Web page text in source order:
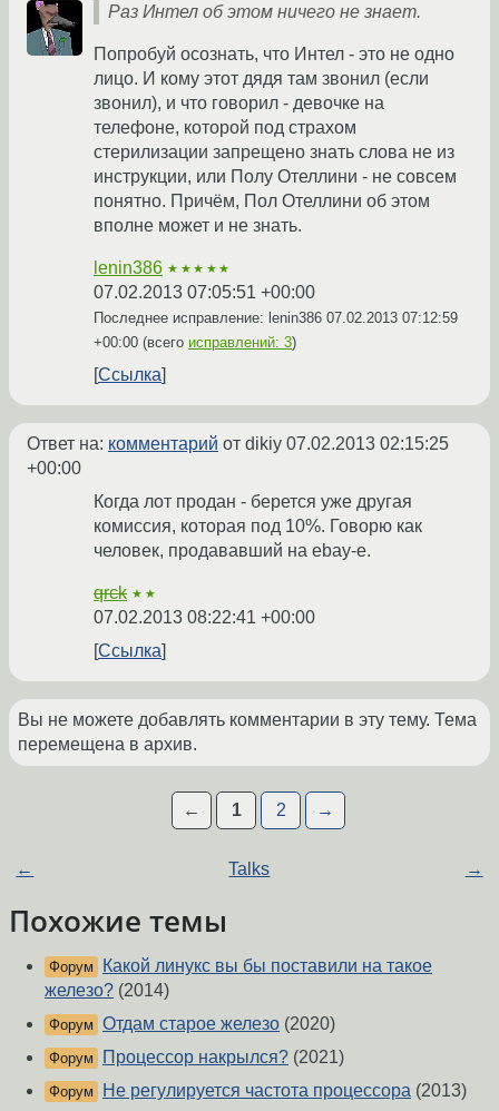
Раз Интел об этом ничего не знает.
Попробуй осознать, что Интел - это не одно
лицо. И кому этот дядя там звонил (если
звонил), и что говорил - девочке на
телефоне, которой под страхом
стерилизации запрещено знать слова не из
инструкции, или Полу Отеллини - не совсем
понятно. Причём, Пол Отеллини об этом
вполне может и не знать.
lenin386 ★★★★★
07.02.2013 07:05:51 +00:00
Последнее исправление: lenin386 07.02.2013 07:12:59
+00:00 (всего исправлений: 3)
Ссылка
Ответ на: комментарий от dikiy 07.02.2013 02:15:25
+00:00
Когда лот продан - берется уже другая
комиссия, которая под 10%. Говорю как
человек, продававший на ebay-е.
qrck ★★
07.02.2013 08:22:41 +00:00
Ссылка
Вы не можете добавлять комментарии в эту тему. Тема
перемещена в архив.
← 1 2 →
← Talks →
Похожие темы
Форум
Какой линукс вы бы поставили на такое
железо? (2014)
Форум Отдам старое железо (2020)
Форум Процессор накрылся? (2021)
Форум Не регулируется частота процессора (2013)